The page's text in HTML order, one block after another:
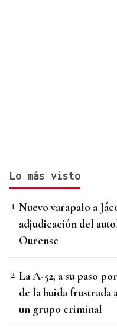
Lo más visto
Nuevo varapalo a
adjudicación del
Ourense
La A-52, a su paso
de la huida frustrada
un grupo criminal